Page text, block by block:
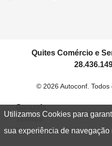
Utilizamos Cookies para
sua experiência de navegação
Quites Comércio e
© 2026 Autoconf.
Garantia
Termos
Privacidade